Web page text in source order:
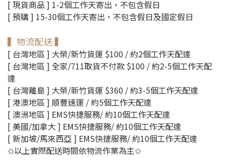
[ 現貨商品 ] 1-2個工作天寄出，不包含假日
[ 預購 ] 15-30個工作天寄出，不包含假日及國定假日
▍物流配送 ▍
[ 台灣地區 ] 大榮/新竹貨運 $100 / 約2個工作天配達
[ 台灣地區 ] 全家/711取貨不付款 $100 / 約2-5個工作天配
達
[ 台灣離島 ] 大榮/新竹貨運 $360 / 約3-5個工作天配達
[ 港澳地區 ] 順豐速運 / 約5個工作天配達
[ 澳洲地區 ] EMS快捷服務/ 約10個工作天配達
[ 美國/加拿大 ] EMS快捷服務/ 約10個工作天配達
[ 新加坡/馬來西亞 ] EMS快捷服務/ 約10個工作天配達
✩以上實際配送時間依物流作業為主✩